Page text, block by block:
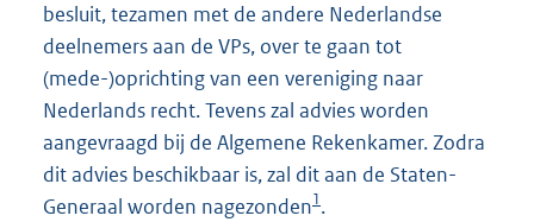
besluit, tezamen met de andere Nederlandse
deelnemers aan de VPs, over te gaan tot
(mede-)oprichting van een vereniging naar
Nederlands recht. Tevens zal advies worden
aangevraagd bij de Algemene Rekenkamer. Zodra
dit advies beschikbaar is, zal dit aan de Staten-
Generaal worden nagezonden1.